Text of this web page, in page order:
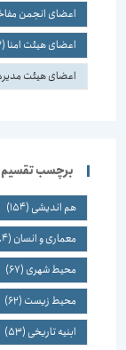
اعضای انجمن مفاخر
اعضای هیئت امنا (42)
اعضای هیئت مدیره و
برچسب
هم اندیشی(154)
معماری و انسان(84)
محیط شهری(67)
محیط زیست(62)
ابنیه تاریخی(53)